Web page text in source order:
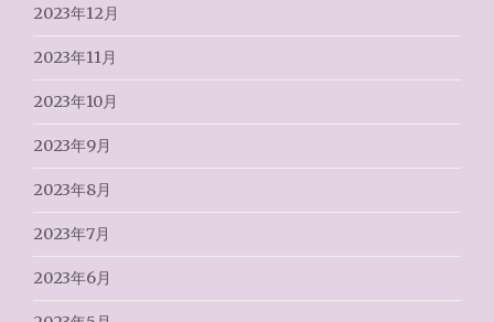
2023年12月
2023年11月
2023年10月
2023年9月
2023年8月
2023年7月
2023年6月